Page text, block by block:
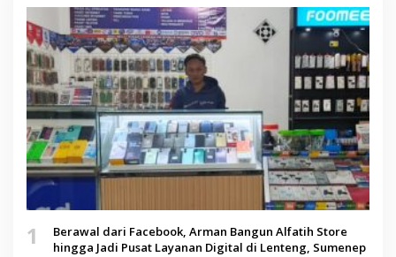
1
Berawal dari Facebook, Arman Bangun Alfatih Store
hingga Jadi Pusat Layanan Digital di Lenteng, Sumenep